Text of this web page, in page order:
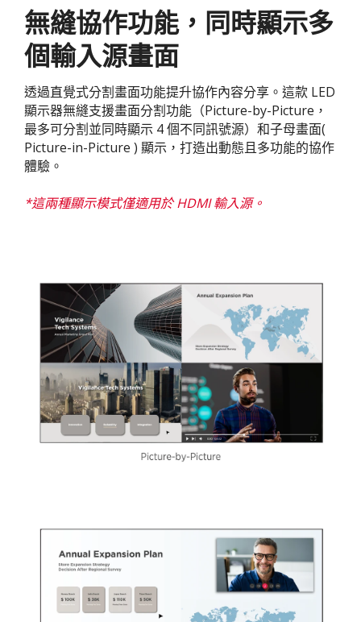
無縫協作功能，同時顯示多
個輸入源畫面
透過直覺式分割畫面功能提升協作內容分享。這款 LED
顯示器無縫支援畫面分割功能（Picture-by-Picture，
最多可分割並同時顯示 4 個不同訊號源）和子母畫面(
Picture-in-Picture ) 顯示，打造出動態且多功能的協作
體驗。
*這兩種顯示模式僅適用於 HDMI 輸入源。